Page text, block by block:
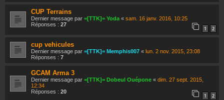
CUP Terrains
Dernier message par =[TTK]= Yoda « sam. 16 janv. 2016, 10:25
Réponses : 27
1 2
cup vehicules
Dernier message par =[TTK]= Memphis007 « lun. 2 nov. 2015, 23:08
Réponses : 7
GCAM Arma 3
Dernier message par =[TTK]= Dobeul Ouépone « dim. 27 sept. 2015,
12:34
Réponses : 20
1 2